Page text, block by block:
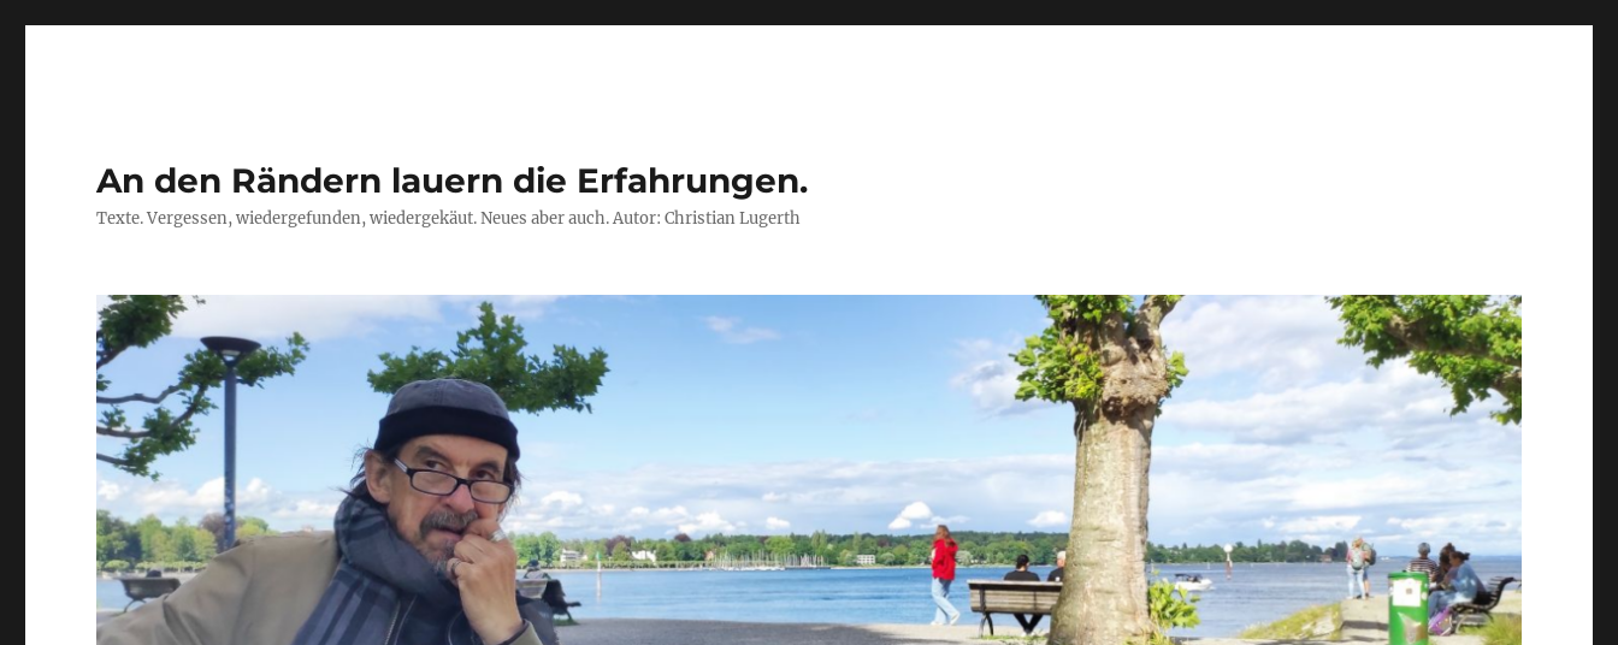
An den Rändern lauern die Erfahrungen.
Texte. Vergessen, wiedergefunden, wiedergekäut. Neues aber auch. Autor: Christian Lugerth